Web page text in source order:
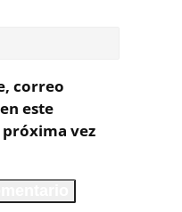
correo
este
vez